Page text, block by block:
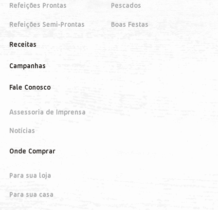
Refeições Prontas
Refeições Semi-Prontas
Pescados
Boas Festas
Receitas
Campanhas
Fale Conosco
Assessoria de Imprensa
Notícias
Onde Comprar
Para sua loja
Para sua casa